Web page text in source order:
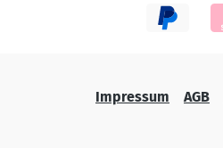
Impressum AGB